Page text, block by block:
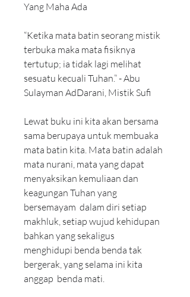
Yang Maha Ada
“Ketika mata batin seorang mistik
terbuka maka mata fisiknya
tertutup; ia tidak lagi melihat
sesuatu kecuali Tuhan.” - Abu
Sulayman AdDarani, Mistik Sufi
Lewat buku ini kita akan bersama
sama berupaya untuk membuaka
mata batin kita. Mata batin adalah
mata nurani, mata yang dapat
menyaksikan kemuliaan dan
keagungan Tuhan yang
bersemayam  dalam diri setiap
makhluk, setiap wujud kehidupan
bahkan yang sekaligus
menghidupi benda benda tak
bergerak, yang selama ini kita
anggap  benda mati.